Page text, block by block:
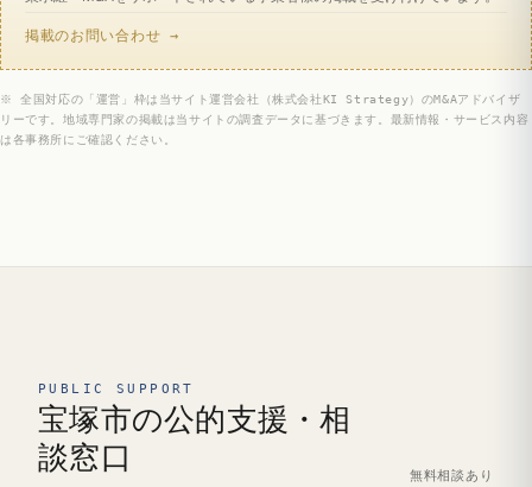
掲載のお問い合わせ →
※ 全国対応の「運営」枠は当サイト運営会社（株式会社KI Strategy）のM&Aアドバイザ
リーです。地域専門家の掲載は当サイトの調査データに基づきます。最新情報・サービス内容
は各事務所にご確認ください。
PUBLIC SUPPORT
宝塚市の公的支援・相
談窓口
無料相談あり